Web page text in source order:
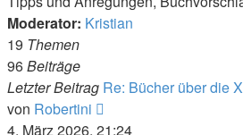
Moderator: Kristian
19 Themen
96Beiträge
Letzter Beitrag Re: Bücher über die
von Robertini
Beitrag
4. März 2026, 21:24